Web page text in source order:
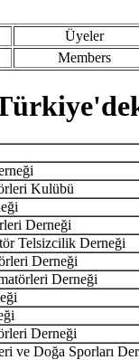
Üyeler
Members
Kulübü
Derneği
Telsizcilik Derneği
Derneği
Derneği
Derneği
ve Doğa Sporları